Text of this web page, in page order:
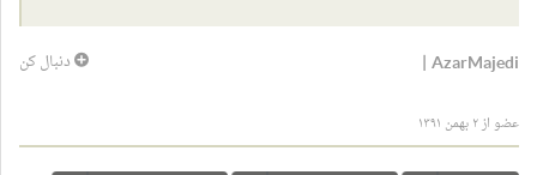
دنبال کن AzarMajedi
|
عضو از ۲ بهمن ۱۳۹۱